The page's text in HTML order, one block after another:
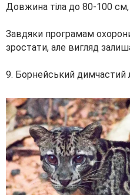
Довжина тіла до 80-100 см,
Завдяки програмам
зростати, але вигляд
9. Борнейський димчастий